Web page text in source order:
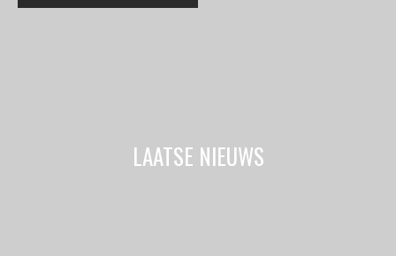
LAATSE NIEUWS